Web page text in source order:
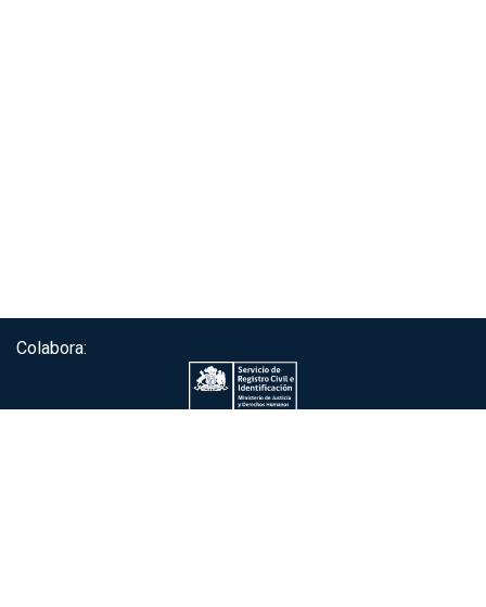
Colabora: